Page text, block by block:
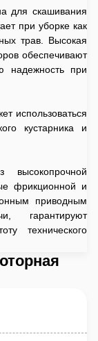
для скашивания
при уборке как
трав. Высокая
обеспечивают
надежность при
использоваться
кустарника и
высокопрочной
фрикционной и
приводным
гарантируют
технического